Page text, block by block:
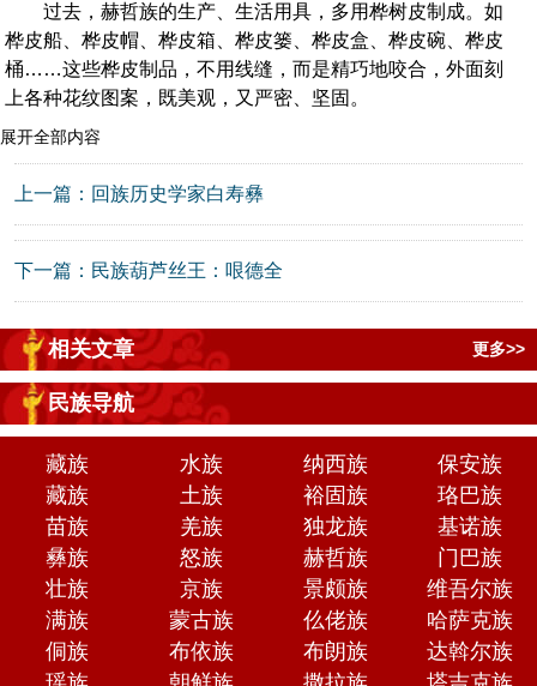
过去，赫哲族的生产、生活用具，多用桦树皮制成。如
桦皮船、桦皮帽、桦皮箱、桦皮篓、桦皮盒、桦皮碗、桦皮
桶……这些桦皮制品，不用线缝，而是精巧地咬合，外面刻
上各种花纹图案，既美观，又严密、坚固。
展开全部内容
上一篇： 回族历史学家白寿彝
下一篇： 民族葫芦丝王：哏德全
更多>>
相关文章
民族导航
藏族 水族 纳西族
保安族
藏族
土族 裕固族
珞巴族
苗族
羌族 独龙族
基诺族
彝族
怒族 赫哲族
门巴族
壮族
京族 景颇族
维吾尔族
满族
蒙古族 仫佬族
哈萨克族
侗族
布依族 布朗族
达斡尔族